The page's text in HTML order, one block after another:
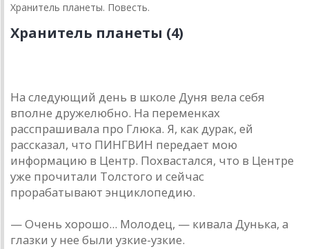
Хранитель планеты. Повесть.
Хранитель планеты (4)
На следующий день в школе Дуня вела себя
вполне дружелюбно. На переменках
расспрашивала про Глюка. Я, как дурак, ей
рассказал, что ПИНГВИН передает мою
информацию в Центр. Похвастался, что в Центре
уже прочитали Толстого и сейчас
прорабатывают энциклопедию.
— Очень хорошо... Молодец, — кивала Дунька, а
глазки у нее были узкие-узкие.